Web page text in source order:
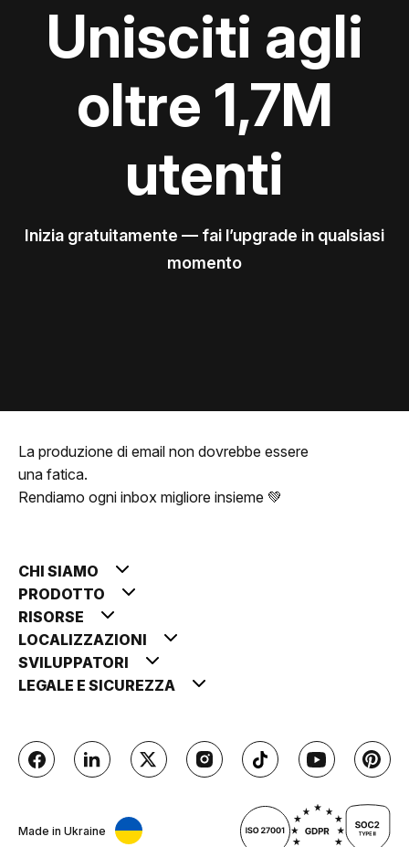
Unisciti agli
oltre 1,7M
utenti
Inizia gratuitamente — fai l’upgrade in qualsiasi
momento
La produzione di email non dovrebbe essere
una fatica.
Rendiamo ogni inbox migliore insieme 💚
CHI SIAMO
PRODOTTO
RISORSE
LOCALIZZAZIONI
SVILUPPATORI
LEGALE E SICUREZZA
Made in Ukraine